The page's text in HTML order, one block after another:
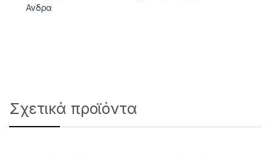
Ανδρα
Σχετικά προϊόντα